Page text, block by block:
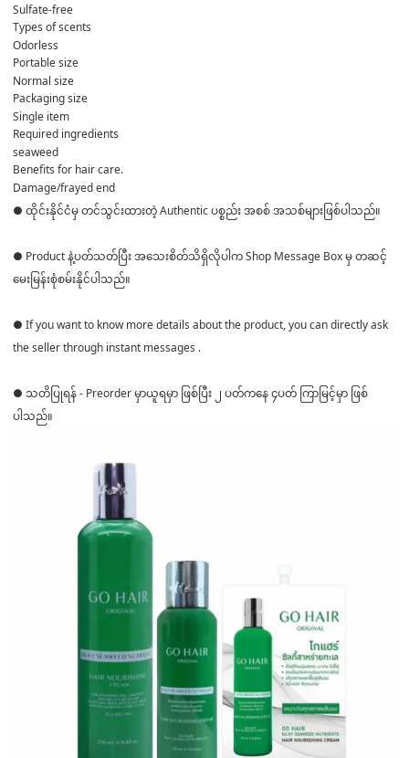
Sulfate-free
Types of scents
Odorless
Portable size
Normal size
Packaging size
Single item
Required ingredients
seaweed
Benefits for hair care.
Damage/frayed end
● ထိုင်းနိုင်ငံမှ တင်သွင်းထားတဲ့ Authentic ပစ္စည်း အစစ် အသစ်များဖြစ်ပါသည်။
● Product နဲ့ပတ်သတ်ပြီး အသေးစိတ်သိရှိလိုပါက Shop Message Box မှ တဆင့်
မေးမြန်းစုံစမ်းနိုင်ပါသည်။
● If you want to know more details about the product, you can directly ask
the seller through instant messages .
● သတိပြုရန် - Preorder မှာယူရမှာ ဖြစ်ပြီး ၂ ပတ်ကနေ ၄ပတ် ကြာမြင့်မှာ ဖြစ်
ပါသည်။